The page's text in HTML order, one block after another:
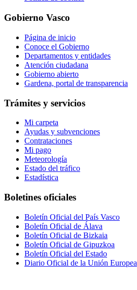
Gobierno Vasco
Página de inicio
Conoce el Gobierno
Departamentos y entidades
Atención ciudadana
Gobierno abierto
Gardena, portal de transparencia
Trámites y servicios
Mi carpeta
Ayudas y subvenciones
Contrataciones
Mi pago
Meteorología
Estado del tráfico
Estadística
Boletines oficiales
Boletín Oficial del País Vasco
Boletín Oficial de Álava
Boletín Oficial de Bizkaia
Boletín Oficial de Gipuzkoa
Boletín Oficial del Estado
Diario Oficial de la Unión Europea